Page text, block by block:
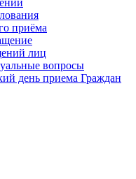
приёма
лиц
вопросы
день приема Граждан